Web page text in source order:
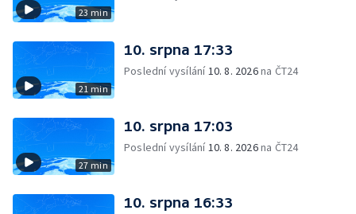
23 min
21 min
10. srpna 17:33
Poslední vysílání10. 8. 2026na ČT24
27 min
10. srpna 17:03
Poslední vysílání10. 8. 2026na ČT24
10. srpna 16:33